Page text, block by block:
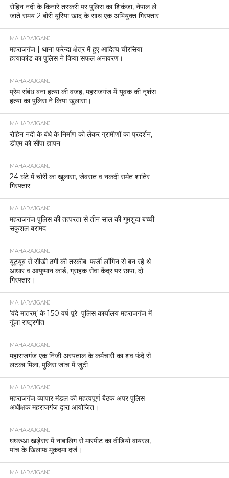
रोहिन नदी के किनारे तस्करी पर पुलिस का शिकंजा, नेपाल ले
जाते समय 2 बोरी यूरिया खाद के साथ एक अभियुक्त गिरफ्तार
MAHARAJGANJ
महराजगंज | थाना फरेन्दा क्षेत्र में हुए आदित्य चौरसिया
हत्याकांड का पुलिस ने किया सफल अनावरण।
MAHARAJGANJ
प्रेम संबंध बना हत्या की वजह, महराजगंज में युवक की नृशंस
हत्या का पुलिस ने किया खुलासा।
MAHARAJGANJ
रोहिन नदी के बंधे के निर्माण को लेकर ग्रामीणों का प्रदर्शन,
डीएम को सौंपा ज्ञापन
MAHARAJGANJ
24 घंटे में चोरी का खुलासा, जेवरात व नकदी समेत शातिर
गिरफ्तार
MAHARAJGANJ
महराजगंज पुलिस की तत्परता से तीन साल की गुमशुदा बच्ची
सकुशल बरामद
MAHARAJGANJ
यूट्यूब से सीखी ठगी की तरकीब: फर्जी लॉगिन से बन रहे थे
आधार व आयुष्मान कार्ड, ग्राहक सेवा केंद्र पर छापा, दो
गिरफ्तार।
MAHARAJGANJ
‘वंदे मातरम्’ के 150 वर्ष पूरे पुलिस कार्यालय महराजगंज में
गूंजा राष्ट्रगीत
MAHARAJGANJ
महाराजगंज एक निजी अस्पताल के कर्मचारी का शव फंदे से
लटका मिला, पुलिस जांच में जुटी
MAHARAJGANJ
महराजगंज व्यापार मंडल की महत्वपूर्ण बैठक अपर पुलिस
अधीक्षक महराजगंज द्वारा आयोजित।
MAHARAJGANJ
घघरुआ खड़ेसर में नाबालिग से मारपीट का वीडियो वायरल,
पांच के खिलाफ मुकदमा दर्ज।
MAHARAJGANJ